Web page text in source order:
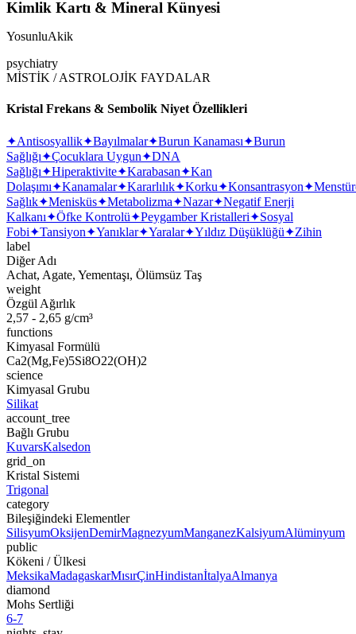
Kimlik Kartı & Mineral Künyesi
YosunluAkik
psychiatry
MİSTİK / ASTROLOJİK FAYDALAR
Kristal Frekans & Sembolik Niyet Özellikleri
✦Antisosyallik✦Bayılmalar✦Burun Kanaması✦Burun
Sağlığı✦Çocuklara Uygun✦DNA
Sağlığı✦Hiperaktivite✦Karabasan✦Kan
Dolaşımı✦Kanamalar✦Kararlılık✦Korku✦Konsantrasyon✦
Sağlık✦Menisküs✦Metabolizma✦Nazar✦Negatif Enerji
Kalkanı✦Öfke Kontrolü✦Peygamber Kristalleri✦Sosyal
Fobi✦Tansiyon✦Yanıklar✦Yaralar✦Yıldız Düşüklüğü✦Zihin
label
Diğer Adı
Achat, Agate, Yementaşı, Ölümsüz Taş
weight
Özgül Ağırlık
2,57 - 2,65 g/cm³
functions
Kimyasal Formülü
Ca2(Mg,Fe)5Si8O22(OH)2
science
Kimyasal Grubu
Silikat
account_tree
Bağlı Grubu
KuvarsKalsedon
grid_on
Kristal Sistemi
Trigonal
category
Bileşiğindeki Elementler
SilisyumOksijenDemirMagnezyumManganezKalsiyumAlüminyum
public
Kökeni / Ülkesi
MeksikaMadagaskarMısırÇinHindistanİtalyaAlmanya
diamond
Mohs Sertliği
6-7